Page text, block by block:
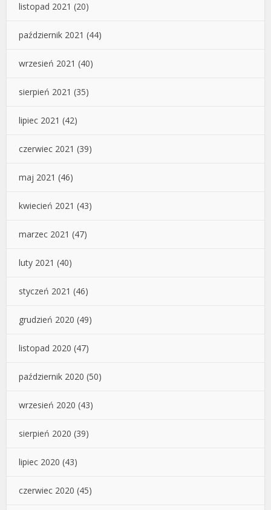
listopad 2021 (20)
październik 2021 (44)
wrzesień 2021 (40)
sierpień 2021 (35)
lipiec 2021 (42)
czerwiec 2021 (39)
maj 2021 (46)
kwiecień 2021 (43)
marzec 2021 (47)
luty 2021 (40)
styczeń 2021 (46)
grudzień 2020 (49)
listopad 2020 (47)
październik 2020 (50)
wrzesień 2020 (43)
sierpień 2020 (39)
lipiec 2020 (43)
czerwiec 2020 (45)